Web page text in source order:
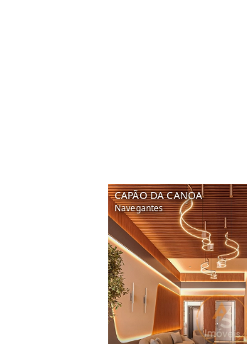
CAPÃO DA CANOA
Navegantes